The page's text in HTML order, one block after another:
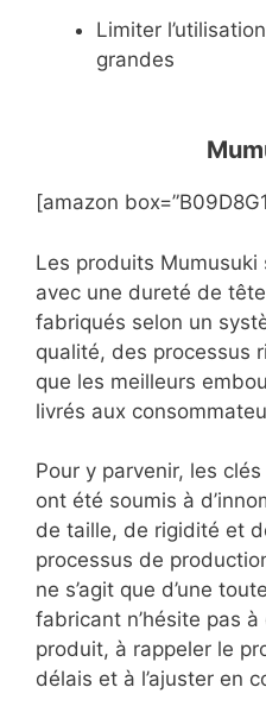
Limiter
grandes
[amazon
Les produits
avec une dureté de
fabriqués selon un
qualité, des processus
que les meilleurs
livrés aux
Pour y parvenir, les
ont été soumis à
de taille, de rigidité et
processus de
ne s’agit que d’une
fabricant n’hésite pas
produit, à rappeler le
délais et à l’ajuster en